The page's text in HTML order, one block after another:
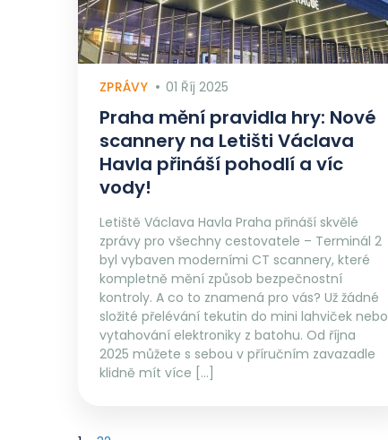
ZPRÁVY 01 Říj 2025
Praha mění pravidla hry: Nové
scannery na Letišti Václava
Havla přináší pohodlí a víc
vody!
Letiště Václava Havla Praha přináší skvělé
zprávy pro všechny cestovatele – Terminál 2
byl vybaven moderními CT scannery, které
kompletně mění způsob bezpečnostní
kontroly. A co to znamená pro vás? Už žádné
složité přelévání tekutin do mini lahviček nebo
vytahování elektroniky z batohu. Od října
2025 můžete s sebou v příručním zavazadle
klidně mít více […]